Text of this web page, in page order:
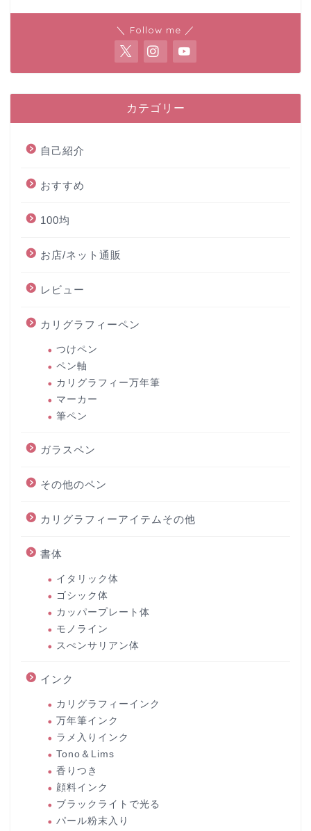
＼ Follow me ／
カテゴリー
自己紹介
おすすめ
100均
お店/ネット通販
レビュー
カリグラフィーペン
つけペン
ペン軸
カリグラフィー万年筆
マーカー
筆ペン
ガラスペン
その他のペン
カリグラフィーアイテムその他
書体
イタリック体
ゴシック体
カッパープレート体
モノライン
スぺンサリアン体
インク
カリグラフィーインク
万年筆インク
ラメ入りインク
Tono＆Lims
香りつき
顔料インク
ブラックライトで光る
パール粉末入り